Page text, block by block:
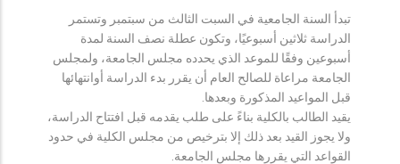
تبدأ السنة الجامعية في السبت الثالث من سبتمبر وتستمر
الدراسة ثلاثين أسبوعيًا، وتكون عطلة نصف السنة لمدة
أسبوعين وفقًا للموعد الذي يحدده مجلس الجامعة، ولمجلس
الجامعة مراعاة للصالح العام أن يقرر بدء الدراسة أوانتهائها
قبل المواعيد المذكورة وبعدها.
يقيد الطالب بالكلية بناءً على طلب يقدمه قبل افتتاح الدراسة،
ولا يجوز القيد بعد ذلك إلا بترخيص من مجلس الكلية في حدود
القواعد التي يقررها مجلس الجامعة.